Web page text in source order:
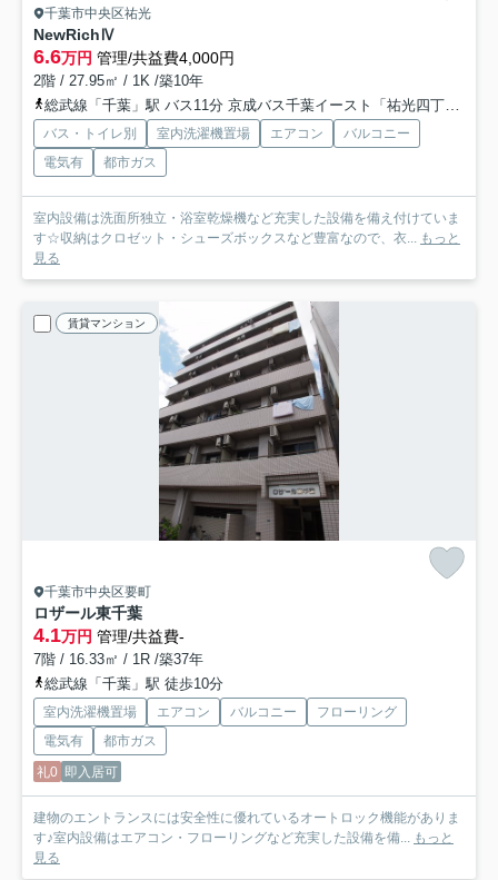
千葉市中央区祐光
NewRichⅣ
6.6万円 管理/共益費4,000円
2階 / 27.95㎡ / 1K /築10年
総武線「千葉」駅 バス11分 京成バス千葉イースト「祐光四丁目」 停歩4分
バス・トイレ別 室内洗濯機置場 エアコン
バルコニー
電気有
都市ガス
室内設備は洗面所独立・浴室乾燥機など充実した設備を備え付けていま
す☆収納はクロゼット・シューズボックスなど豊富なので、衣... もっと
見る
賃貸マンション
千葉市中央区要町
ロザール東千葉
4.1万円 管理/共益費-
7階 / 16.33㎡ / 1R /築37年
総武線「千葉」駅 徒歩10分
室内洗濯機置場 エアコン バルコニー
フローリング
電気有
都市ガス
礼0 即入居可
建物のエントランスには安全性に優れているオートロック機能がありま
す♪室内設備はエアコン・フローリングなど充実した設備を備... もっと
見る